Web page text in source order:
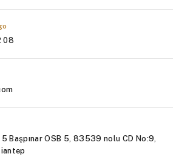
08
Başpınar OSB 5, 83539 nolu CD No:9,